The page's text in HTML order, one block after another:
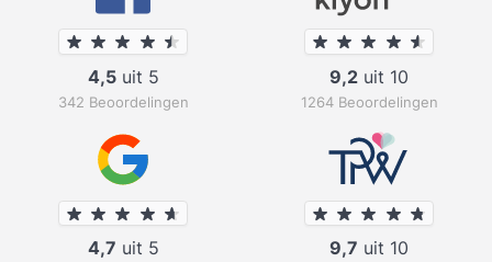
4,5uit 5
342 Beoordelingen
9,2 uit 10
1264 Beoordelingen
4,7 uit 5 9,7 uit 10